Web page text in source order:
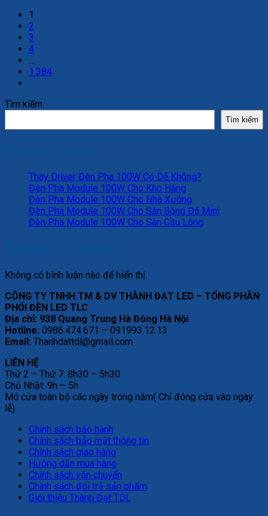
1
2
3
4
…
1.384
Tìm kiếm
Tìm kiếm
Thay Driver Đèn Pha 100W Có Dễ Không?
Đèn Pha Module 100W Cho Kho Hàng
Đèn Pha Module 100W Cho Nhà Xưởng
Đèn Pha Module 100W Cho Sân Bóng Đá Mini
Đèn Pha Module 100W Cho Sân Cầu Lông
Không có bình luận nào để hiển thị.
CÔNG TY TNHH TM & DV THÀNH ĐẠT LED – TỔNG PHÂN
PHỐI ĐÈN LED TLC
Địa chỉ: 938 Quang Trung Hà Đông Hà Nội
Hotline: 0986.474.671 – 091993.12.13
Email: Thanhdattdl@gmail.com
LIÊN HỆ
Thứ 2 – Thứ 7: 8h30 – 5h30
Chủ Nhật: 9h – 5h
Mở cửa toàn bộ các ngày trong năm( Chỉ đóng cửa vào ngày
lễ).
Chính sách bảo hành
Chính sách bảo mật thông tin
Chính sách giao hàng
Hướng dẫn mua hàng
Chính sách vận chuyển
Chính sách đổi trả sản phẩm
Giới thiệu Thành Đạt TDL